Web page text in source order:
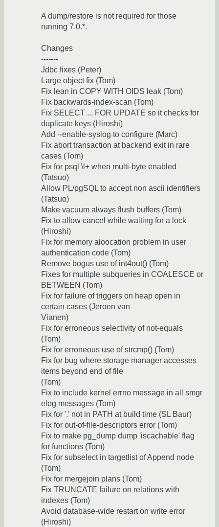
A dump/restore is not required for those
running 7.0.*.
Changes
-------
Jdbc fixes (Peter)
Large object fix (Tom)
Fix lean in COPY WITH OIDS leak (Tom)
Fix backwards-index-scan (Tom)
Fix SELECT ... FOR UPDATE so it checks for
duplicate keys (Hiroshi)
Add --enable-syslog to configure (Marc)
Fix abort transaction at backend exit in rare
cases (Tom)
Fix for psql \l+ when multi-byte enabled
(Tatsuo)
Allow PL/pgSQL to accept non ascii identifiers
(Tatsuo)
Make vacuum always flush buffers (Tom)
Fix to allow cancel while waiting for a lock
(Hiroshi)
Fix for memory aloocation problem in user
authentication code (Tom)
Remove bogus use of int4out() (Tom)
Fixes for multiple subqueries in COALESCE or
BETWEEN (Tom)
Fix for failure of triggers on heap open in
certain cases (Jeroen van
Vianen)
Fix for erroneous selectivity of not-equals
(Tom)
Fix for erroneous use of strcmp() (Tom)
Fix for bug where storage manager accesses
items beyond end of file
(Tom)
Fix to include kernel errno message in all smgr
elog messages (Tom)
Fix for '.' not in PATH at build time (SL Baur)
Fix for out-of-file-descriptors error (Tom)
Fix to make pg_dump dump 'iscachable' flag
for functions (Tom)
Fix for subselect in targetlist of Append node
(Tom)
Fix for mergejoin plans (Tom)
Fix TRUNCATE failure on relations with
indexes (Tom)
Avoid database-wide restart on write error
(Hiroshi)